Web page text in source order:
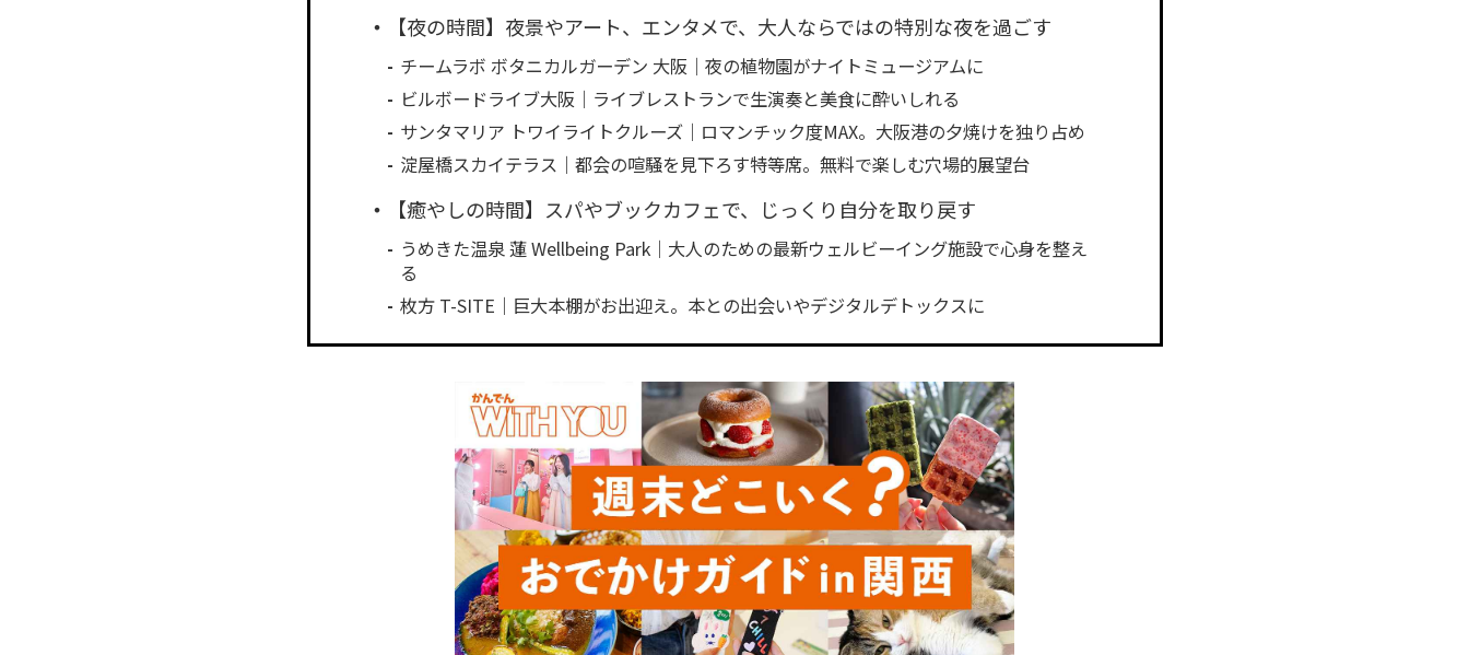
【夜の時間】夜景やアート、エンタメで、大人ならではの特別な夜を過ごす
チームラボ ボタニカルガーデン 大阪｜夜の植物園がナイトミュージアムに
ビルボードライブ大阪｜ライブレストランで生演奏と美食に酔いしれる
サンタマリア トワイライトクルーズ｜ロマンチック度MAX。大阪港の夕焼けを独り占め
淀屋橋スカイテラス｜都会の喧騒を見下ろす特等席。無料で楽しむ穴場的展望台
【癒やしの時間】スパやブックカフェで、じっくり自分を取り戻す
うめきた温泉 蓮 Wellbeing Park｜大人のための最新ウェルビーイング施設で心身を整え
る
枚方 T-SITE｜巨大本棚がお出迎え。本との出会いやデジタルデトックスに